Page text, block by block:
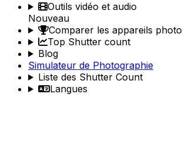
Outils vidéo et audio
Nouveau
Comparer les appareils photo
Top Shutter count
Blog
Simulateur de Photographie
Liste des Shutter Count
Langues